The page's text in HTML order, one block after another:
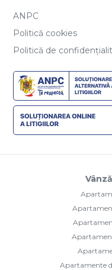
ANPC
Politică cookies
Politică de
Apartamente